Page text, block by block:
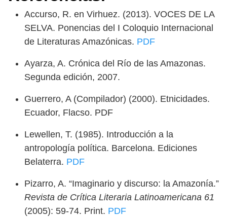
Accurso, R. en Virhuez. (2013). VOCES DE LA
SELVA. Ponencias del I Coloquio Internacional
de Literaturas Amazónicas. PDF
Ayarza, A. Crónica del Río de las Amazonas.
Segunda edición, 2007.
Guerrero, A (Compilador) (2000). Etnicidades.
Ecuador, Flacso. PDF
Lewellen, T. (1985). Introducción a la
antropología política. Barcelona. Ediciones
Belaterra. PDF
Pizarro, A. “Imaginario y discurso: la Amazonía.”
Revista de Crítica Literaria Latinoamericana 61
(2005): 59-74. Print. PDF